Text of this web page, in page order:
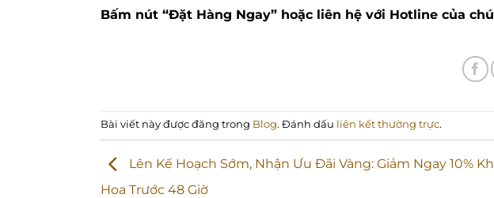
Bấm nút “Đặt Hàng Ngay” hoặc liên hệ với Hotline của
Bài viết này được đăng trong Blog. Đánh dấu liên kết thường trực.
Lên Kế Hoạch Sớm, Nhận Ưu Đãi Vàng: Giảm Ngay 10%
Hoa Trước 48 Giờ